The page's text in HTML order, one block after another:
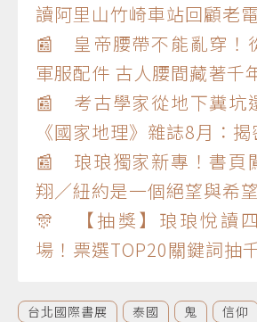
讀阿里山竹崎車站回顧老
📰 皇帝腰帶不能亂穿！
軍服配件 古人腰間藏著千
📰 考古學家從地下糞坑
《國家地理》雜誌8月：
📰 琅琅獨家新專！書頁
翔／紐約是一個絕望與希
🎊 【抽獎】琅琅悅讀
場！票選TOP20關鍵詞抽
台北國際書展 泰國 鬼 信仰